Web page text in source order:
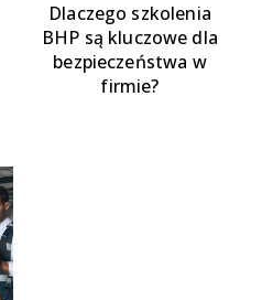
Dlaczego szkolenia
BHP są kluczowe dla
bezpieczeństwa w
firmie?